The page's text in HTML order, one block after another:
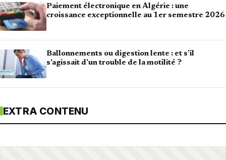
Paiement électronique en Algérie : une
croissance exceptionnelle au 1er semestre 2026
Ballonnements ou digestion lente : et s’il
s’agissait d’un trouble de la motilité ?
EXTRA CONTENU